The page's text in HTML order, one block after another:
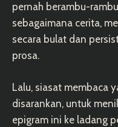
pernah berambu-
sebagaimana cerita,
secara bulat dan
prosa.
Lalu, siasat membaca
disarankan, untuk
epigram ini ke ladang